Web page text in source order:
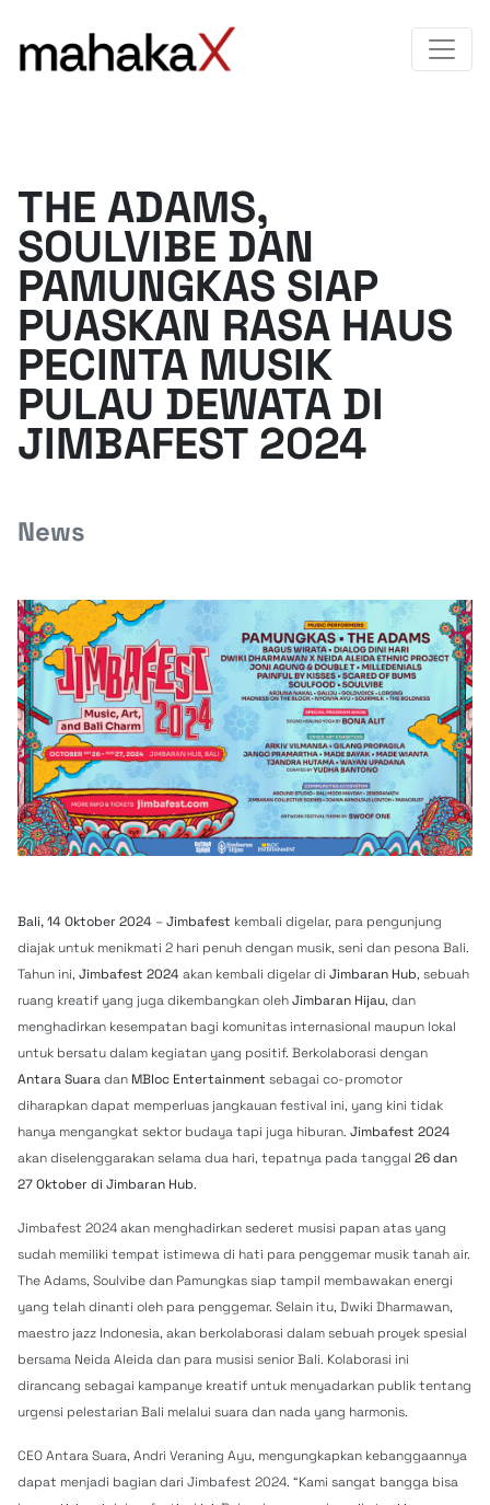
THE ADAMS,
SOULVIBE DAN
PAMUNGKAS SIAP
PUASKAN RASA HAUS
PECINTA MUSIK
PULAU DEWATA DI
JIMBAFEST 2024
News
Bali, 14 Oktober 2024 –Jimbafest kembali digelar, para pengunjung
diajak untuk menikmati 2 hari penuh dengan musik, seni dan pesona Bali.
Tahun ini, Jimbafest 2024 akan kembali digelar di Jimbaran Hub, sebuah
ruang kreatif yang juga dikembangkan olehJimbaran Hijau, dan
menghadirkan kesempatan bagi komunitas internasional maupun lokal
untuk bersatu dalam kegiatan yang positif. Berkolaborasi dengan
Antara Suaradan MBloc Entertainment sebagai co-promotor
diharapkan dapat memperluas jangkauan festival ini, yang kini tidak
hanya mengangkat sektor budaya tapi juga hiburan. Jimbafest 2024
akan diselenggarakan selama dua hari, tepatnya pada tanggal 26 dan
27 Oktober di Jimbaran Hub.
Jimbafest 2024 akan menghadirkan sederet musisi papan atas yang
sudah memiliki tempat istimewa di hati para penggemar musik tanah air.
The Adams, Soulvibe dan Pamungkas siap tampil membawakan energi
yang telah dinanti oleh para penggemar. Selain itu, Dwiki Dharmawan,
maestro jazz Indonesia, akan berkolaborasi dalam sebuah proyek spesial
bersama Neida Aleida dan para musisi senior Bali. Kolaborasi ini
dirancang sebagai kampanye kreatif untuk menyadarkan publik tentang
urgensi pelestarian Bali melalui suara dan nada yang harmonis.
CEO Antara Suara, Andri Veraning Ayu, mengungkapkan kebanggaannya
dapat menjadi bagian dari Jimbafest 2024. “Kami sangat bangga bisa